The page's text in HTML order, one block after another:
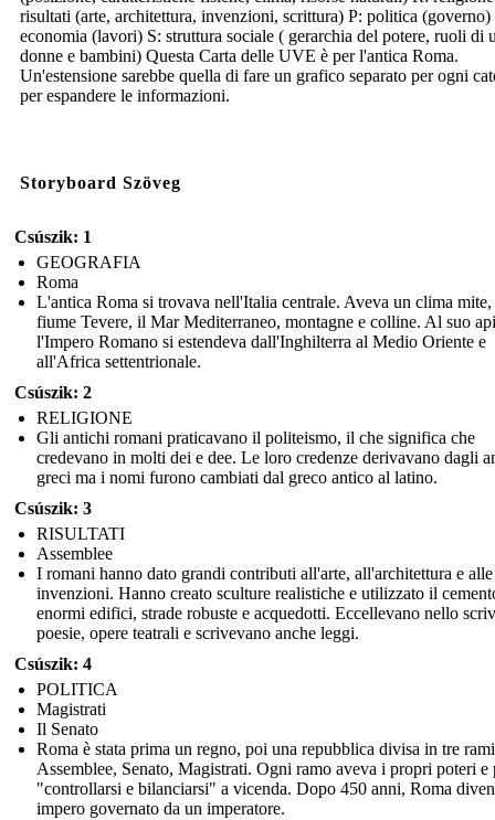
risultati (arte, architettura, invenzioni, scrittura) P: politica (governo)
economia (lavori) S: struttura sociale ( gerarchia del potere, ruoli di
donne e bambini) Questa Carta delle UVE è per l'antica Roma.
Un'estensione sarebbe quella di fare un grafico separato per ogni
per espandere le informazioni.
Storyboard Szöveg
Csúszik: 1
GEOGRAFIA
Roma
L'antica Roma si trovava nell'Italia centrale. Aveva un clima
fiume Tevere, il Mar Mediterraneo, montagne e colline. Al suo
l'Impero Romano si estendeva dall'Inghilterra al Medio Oriente e
all'Africa settentrionale.
Csúszik: 2
RELIGIONE
Gli antichi romani praticavano il politeismo, il che significa che
credevano in molti dei e dee. Le loro credenze derivavano dagli
greci ma i nomi furono cambiati dal greco antico al latino.
Csúszik: 3
RISULTATI
Assemblee
I romani hanno dato grandi contributi all'arte, all'architettura e alle
invenzioni. Hanno creato sculture realistiche e utilizzato il
enormi edifici, strade robuste e acquedotti. Eccellevano nello
poesie, opere teatrali e scrivevano anche leggi.
Csúszik: 4
POLITICA
Magistrati
Il Senato
Roma è stata prima un regno, poi una repubblica divisa in tre
Assemblee, Senato, Magistrati. Ogni ramo aveva i propri poteri e
"controllarsi e bilanciarsi" a vicenda. Dopo 450 anni, Roma
impero governato da un imperatore.